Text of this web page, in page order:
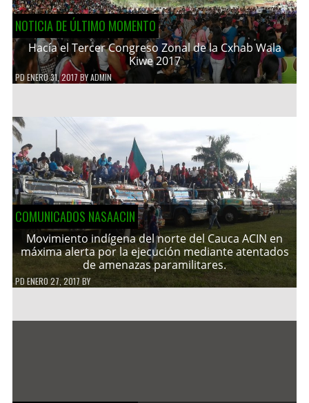
NOTICIA DE ÚLTIMO MOMENTO
Hacía el Tercer Congreso Zonal de la Cxhab Wala
Kiwe 2017
PDENERO 31, 2017 BYADMIN
COMUNICADOS NASAACIN
Movimiento indígena del norte del Cauca ACIN en
máxima alerta por la ejecución mediante atentados
de amenazas paramilitares.
PDENERO 27, 2017 BY